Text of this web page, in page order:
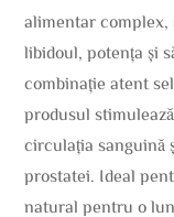
alimentar complex,
libidoul, potența și
combinație atent
produsul
circulația sanguină
prostatei. Ideal
natural pentru o